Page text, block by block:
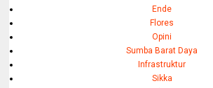
Ende
Flores
Opini
Sumba Barat Daya
Infrastruktur
Sikka